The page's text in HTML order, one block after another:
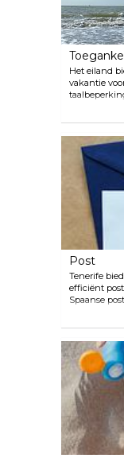
Het eiland
vakantie
het hele
reizigers
waard om
beschikt
waaronder
stoelen om
Post
Tenerife
efficiënt
Spaanse
eiland.